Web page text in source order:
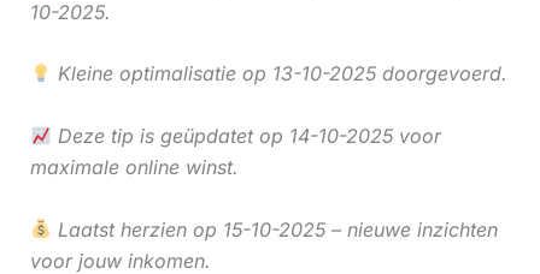
10-2025.
Kleine optimalisatie op 13-10-2025 doorgevoerd.
Deze tip is geüpdatet op 14-10-2025 voor
maximale online winst.
Laatst herzien op 15-10-2025 – nieuwe inzichten
voor jouw inkomen.